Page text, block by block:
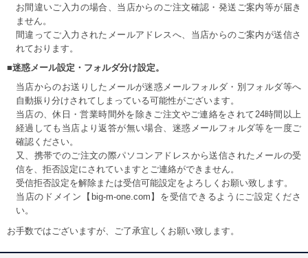
お間違いご入力の場合、当店からのご注文確認・発送ご案内等が届き
ません。
間違ってご入力されたメールアドレスへ、当店からのご案内が送信さ
れております。
■迷惑メール設定・フォルダ分け設定。
当店からのお送りしたメールが迷惑メールフォルダ・別フォルダ等へ
自動振り分けされてしまっている可能性がございます。
当店の、休日・営業時間外を除きご注文やご連絡をされて24時間以上
経過しても当店より返答が無い場合、迷惑メールフォルダ等を一度ご
確認ください。
又、携帯でのご注文の際パソコンアドレスから送信されたメールの受
信を、拒否設定にされていますとご連絡ができません。
受信拒否設定を解除または受信可能設定をよろしくお願い致します。
当店のドメイン【big-m-one.com】を受信できるようにご設定くださ
い。
お手数ではございますが、ご了承宜しくお願い致します。